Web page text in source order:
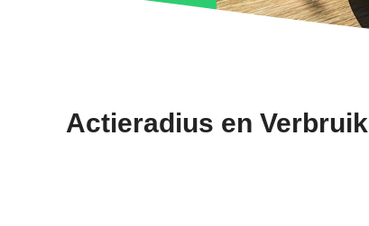
Actieradius en Verbruik